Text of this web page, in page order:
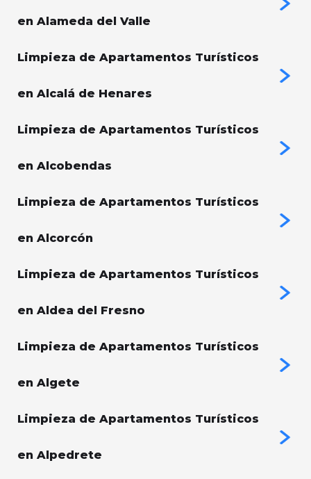
en Alameda del Valle
Limpieza de Apartamentos Turísticos
en Alcalá de Henares
Limpieza de Apartamentos Turísticos
en Alcobendas
Limpieza de Apartamentos Turísticos
en Alcorcón
Limpieza de Apartamentos Turísticos
en Aldea del Fresno
Limpieza de Apartamentos Turísticos
en Algete
Limpieza de Apartamentos Turísticos
en Alpedrete